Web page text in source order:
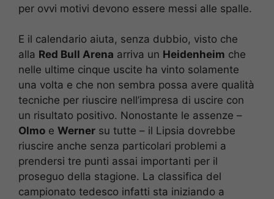
per ovvi motivi devono essere messi alle spalle.
E il calendario aiuta, senza dubbio, visto che
alla Red Bull Arena arriva un Heidenheim che
nelle ultime cinque uscite ha vinto solamente
una volta e che non sembra possa avere qualità
tecniche per riuscire nell’impresa di uscire con
un risultato positivo. Nonostante le assenze –
Olmo e Werner su tutte – il Lipsia dovrebbe
riuscire anche senza particolari problemi a
prendersi tre punti assai importanti per il
proseguo della stagione. La classifica del
campionato tedesco infatti sta iniziando a